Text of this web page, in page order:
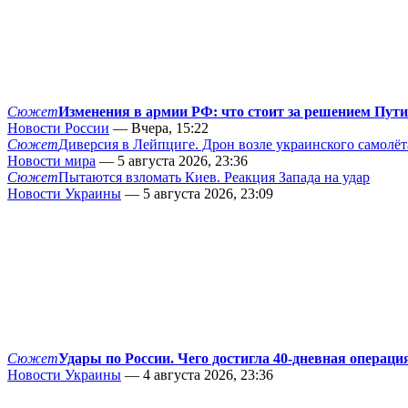
СюжетИзменения в армии РФ: что стоит за решением
Новости России — Вчера, 15:22
СюжетДиверсия в Лейпциге. Дрон возле украинского
Новости мира — 5 августа 2026, 23:36
СюжетПытаются взломать Киев. Реакция Запада на удар
Новости Украины — 5 августа 2026, 23:09
СюжетУдары по России. Чего достигла 40-дневная
Новости Украины — 4 августа 2026, 23:36